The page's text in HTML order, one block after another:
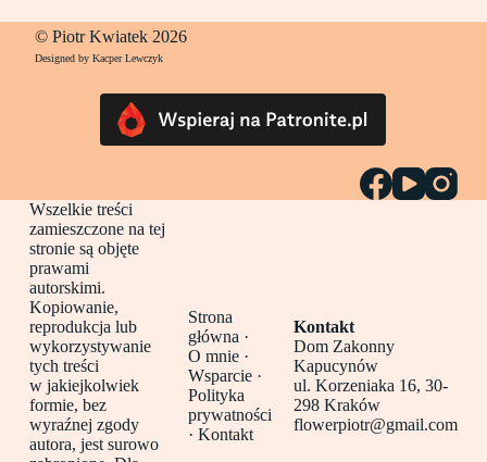
© Piotr Kwiatek 2026
Designed by Kacper Lewczyk
Wszelkie treści
zamieszczone na tej
stronie są objęte
prawami
autorskimi.
Kopiowanie,
reprodukcja lub
wykorzystywanie
tych treści
w jakiejkolwiek
formie, bez
wyraźnej zgody
autora, jest surowo
Strona
główna ·
O mnie ·
Wsparcie ·
Polityka
prywatności
·Kontakt
Kontakt
Dom Zakonny
Kapucynów
ul. Korzeniaka 16, 30-
298 Kraków
flowerpiotr@gmail.com